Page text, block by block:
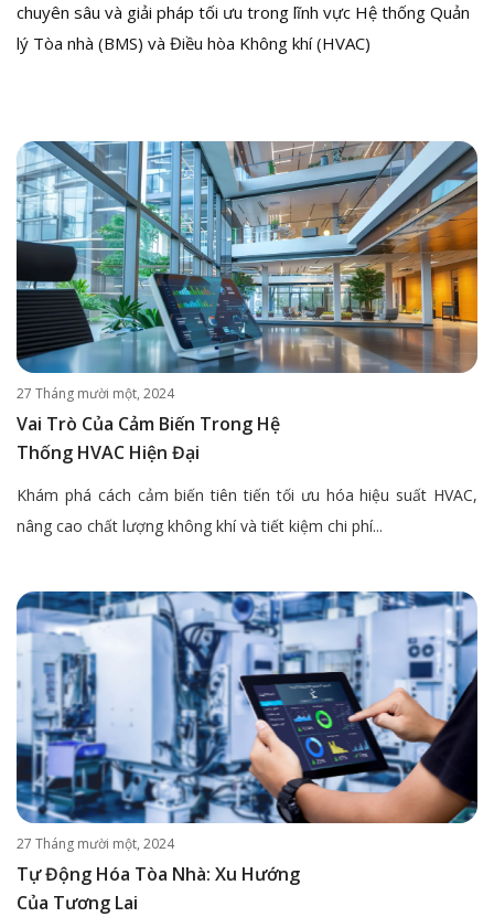
chuyên sâu và giải pháp tối ưu trong lĩnh vực Hệ thống Quản
lý Tòa nhà (BMS) và Điều hòa Không khí (HVAC)
27 Tháng mười một, 2024
Vai Trò Của Cảm Biến Trong Hệ
Thống HVAC Hiện Đại
Khám phá cách cảm biến tiên tiến tối ưu hóa hiệu suất HVAC,
nâng cao chất lượng không khí và tiết kiệm chi phí...
27 Tháng mười một, 2024
Tự Động Hóa Tòa Nhà: Xu Hướng
Của Tương Lai